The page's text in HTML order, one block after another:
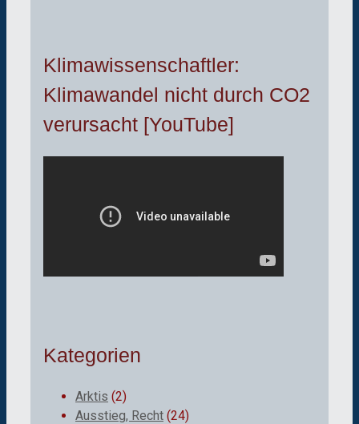
Klimawissenschaftler:
Klimawandel nicht durch CO2
verursacht [YouTube]
Kategorien
Arktis (2)
Ausstieg, Recht (24)